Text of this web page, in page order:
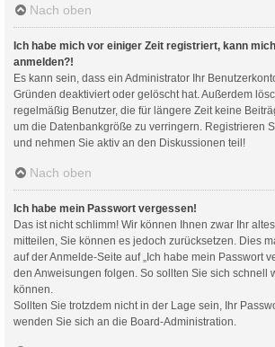
Nach oben
Ich habe mich vor einiger Zeit registriert, kann
anmelden?!
Es kann sein, dass ein Administrator Ihr
Gründen deaktiviert oder gelöscht hat. Außerdem
regelmäßig Benutzer, die für längere Zeit keine
um die Datenbankgröße zu verringern. Registrieren
und nehmen Sie aktiv an den Diskussionen teil!
Nach oben
Ich habe mein Passwort vergessen!
Das ist nicht schlimm! Wir können Ihnen zwar Ihr
mitteilen, Sie können es jedoch zurücksetzen. Dies
auf der Anmelde-Seite auf „Ich habe mein Passwort
den Anweisungen folgen. So sollten Sie sich schnell
können.
Sollten Sie trotzdem nicht in der Lage sein, Ihr
wenden Sie sich an die Board-Administration.